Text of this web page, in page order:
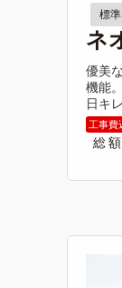
標準
ネ
優美
機能
日キ
総額